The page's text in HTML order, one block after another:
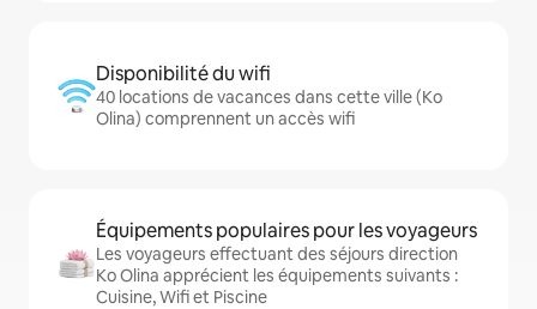
Disponibilité du wifi
40 locations de vacances dans cette ville (Ko
Olina) comprennent un accès wifi
Équipements populaires pour les voyageurs
Les voyageurs effectuant des séjours direction
Ko Olina apprécient les équipements suivants :
Cuisine, Wifi et Piscine